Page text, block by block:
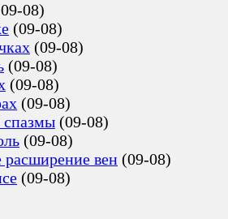
08)
(09-08)
(09-08)
(09-08)
(09-08)
(09-08)
(09-08)
(09-08)
расширение вен (09-08)
(09-08)